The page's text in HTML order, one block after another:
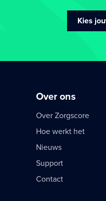
Kies
Over ons
Over Zorgscore
Hoe werkt het
Nieuws
Support
Contact